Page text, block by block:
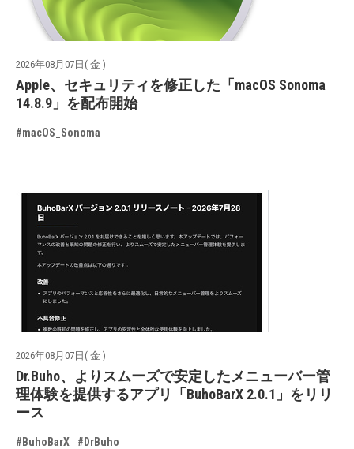
2026年08月07日( 金 )
Apple、セキュリティを修正した「macOS Sonoma
14.8.9」を配布開始
#macOS_Sonoma
2026年08月07日( 金 )
Dr.Buho、よりスムーズで安定したメニューバー管
理体験を提供するアプリ「BuhoBarX 2.0.1」をリリ
ース
#BuhoBarX #DrBuho